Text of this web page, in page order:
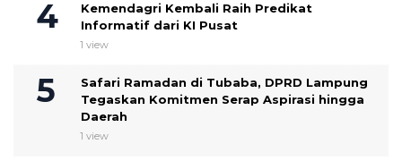
Kemendagri Kembali Raih Predikat
Informatif dari KI Pusat
1 view
Safari Ramadan di Tubaba, DPRD Lampung
Tegaskan Komitmen Serap Aspirasi hingga
Daerah
1 view